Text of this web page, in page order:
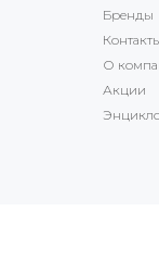
Бренды
О
Акции